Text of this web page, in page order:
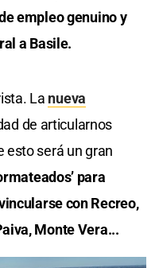
empleo genuino y
a Basile.
La nueva
de articularnos
esto será un gran
para
con Recreo,
Monte Vera...